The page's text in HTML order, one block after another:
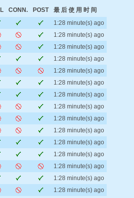
CONN. POST
最 后 使 用 时 间
1:28 minute(s) ago
1:28 minute(s) ago
1:28 minute(s) ago
1:28 minute(s) ago
1:28 minute(s) ago
1:28 minute(s) ago
1:28 minute(s) ago
1:28 minute(s) ago
1:28 minute(s) ago
1:28 minute(s) ago
1:28 minute(s) ago
1:28 minute(s) ago
1:28 minute(s) ago
1:28 minute(s) ago
1:28 minute(s) ago